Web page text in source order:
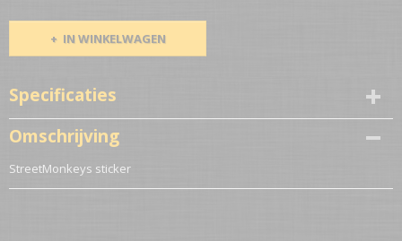
IN WINKELWAGEN
Specificaties
Netto gewicht
0,10 Kg
Omschrijving
StreetMonkeys sticker